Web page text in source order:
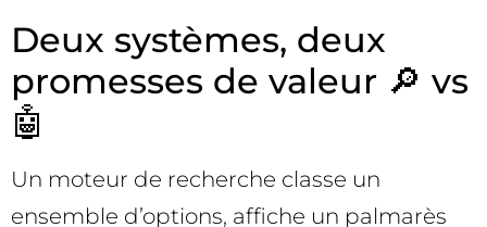
Deux systèmes, deux
promesses de valeur 🔎 vs
🤖
Un moteur de recherche classe un
ensemble d’options, affiche un palmarès